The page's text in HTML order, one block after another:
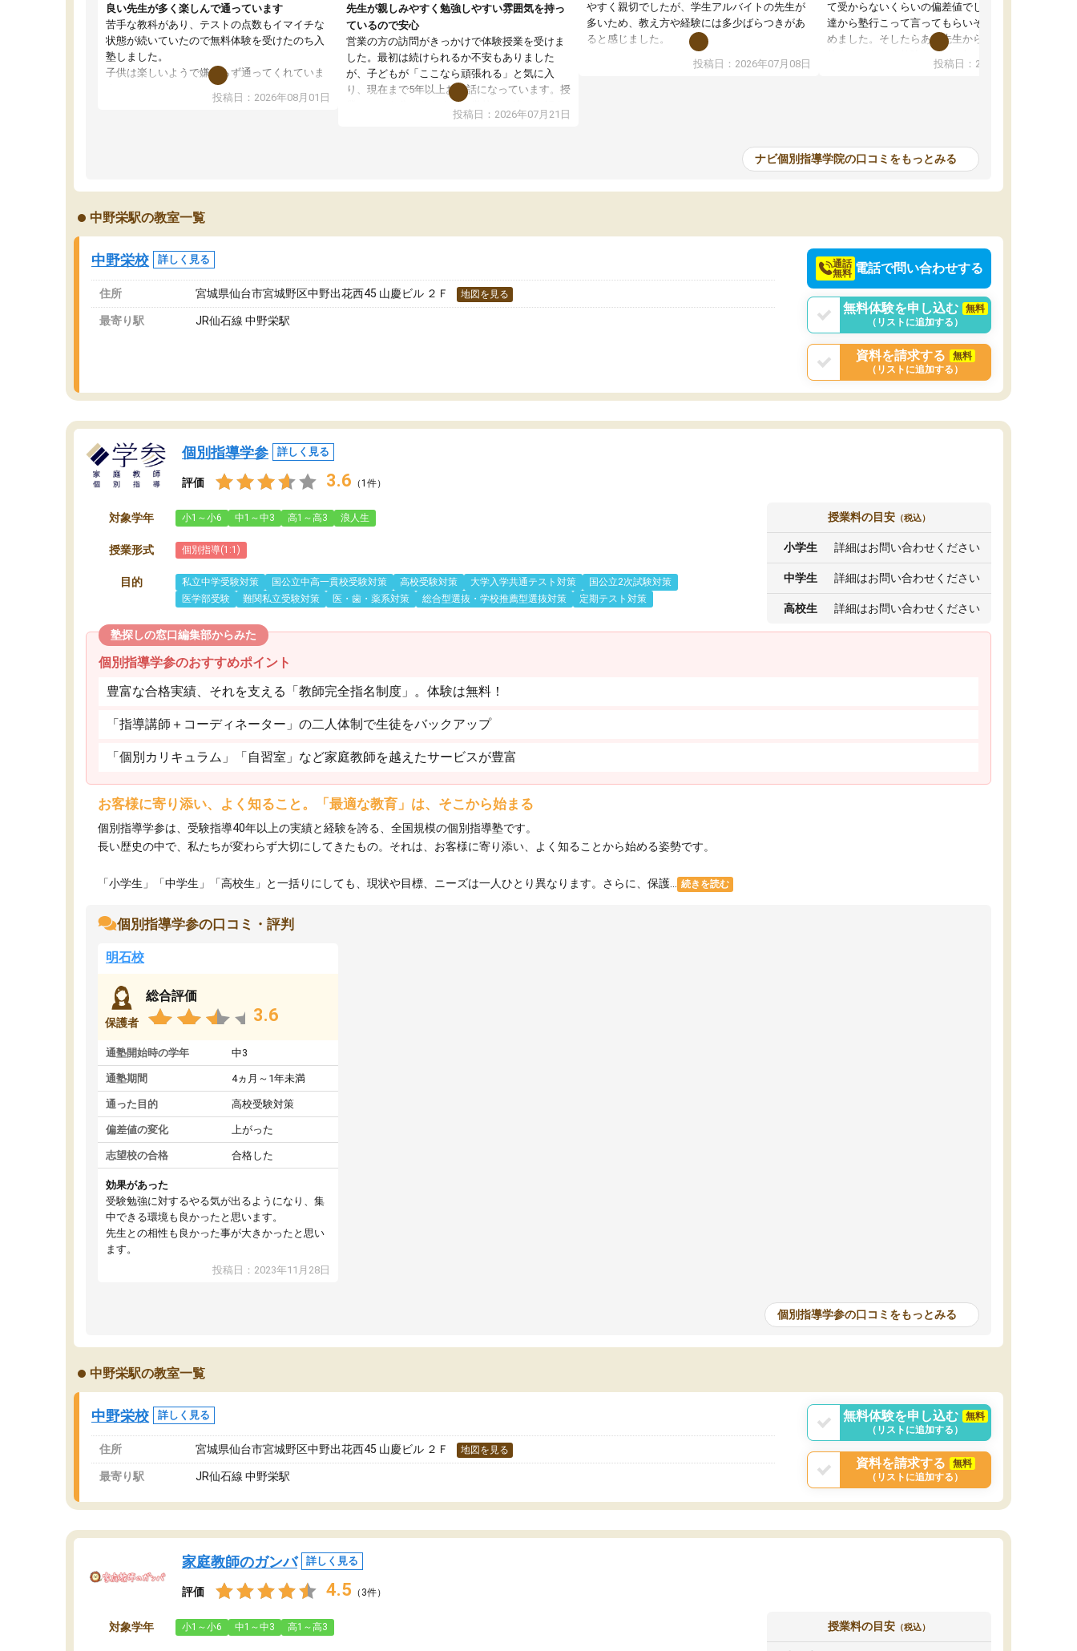
良い先生が多く楽しんで通っています
苦手な教科があり、テストの点数もイマイチな
状態が続いていたので無料体験を受けたのち入
塾しました。
子供は楽しいようで嫌がらず通ってくれていま
先生は良い方が多く、いつも笑顔で対応して頂
ングを利用または路上駐車をするしかない点が
投稿日：2026年08月01日
先生が親しみやすく勉強しやすい雰囲気を持っ
ているので安心
営業の方の訪問がきっかけで体験授業を受けま
した。最初は続けられるか不安もありました
が、子どもが「ここなら頑張れる」と気に入
り、現在まで5年以上お世話になっています。授
業はとても分かりやすく、学校とは違った解き
方や、子どもに合った覚え方・考え方を丁寧に
お世話になりたいと思える塾です。
投稿日：2026年07月21日
やすく親切でしたが、学生アルバイトの先生が
多いため、教え方や経験には多少ばらつきがあ
ると感じました。
授業はホワイトボードを使って説明してくれる
教室全体としては小学生や中学生の利用者が多
投稿日：2026年07月08日
て受からないくらいの偏差値でした。ある日友
達から塾行こって言ってもらいそこから通い始
めました。そしたらある先生から学ぶ楽しさを
教えていただき勉強などして無かったのに自主
室で勉強するくらいハマりました。私の担当の
投稿日：2026年07月01日
ナビ個別指導学院の口コミをもっとみる
中野栄駅の教室一覧
中野栄校 詳しく見る
住所 宮城県仙台市宮城野区中野出花西45 山慶ビル ２Ｆ 地図を見る
最寄り駅 JR仙石線 中野栄駅
通話
無料 電話で問い合わせする
無料体験を申し込む
無料
（リストに追加する）
資料を請求する
無料
（リストに追加する）
個別指導学参 詳しく見る
評価 3.6 （1件）
対象学年 小1～小6 中1～中3 高1～高3 浪人生
授業形式 個別指導(1:1)
目的 私立中学受験対策 国公立中高一貫校受験対策 高校受験対策 大学入学共通テスト対策
国公立2次試験対策
医学部受験
難関私立受験対策 医・歯・薬系対策 総合型選抜・学校推薦型選抜対策 定期テスト対策
授業料の目安 （税込）
小学生 詳細はお問い合わせください
中学生 詳細はお問い合わせください
高校生 詳細はお問い合わせください
塾探しの窓口編集部からみた
個別指導学参のおすすめポイント
豊富な合格実績、それを支える「教師完全指名制度」。体験は無料！
「指導講師＋コーディネーター」の二人体制で生徒をバックアップ
「個別カリキュラム」「自習室」など家庭教師を越えたサービスが豊富
お客様に寄り添い、よく知ること。「最適な教育」は、そこから始まる
個別指導学参は、受験指導40年以上の実績と経験を誇る、全国規模の個別指導塾です。
長い歴史の中で、私たちが変わらず大切にしてきたもの。それは、お客様に寄り添い、よく知ることから始める姿勢です。
「小学生」「中学生」「高校生」と一括りにしても、現状や目標、ニーズは一人ひとり異なります。さらに、保護... 続きを読む
個別指導学参の口コミ・評判
明石校
保護者
総合評価
3.6
通塾開始時の学年 中3
通塾期間 4ヵ月～1年未満
通った目的 高校受験対策
偏差値の変化 上がった
志望校の合格 合格した
効果があった
受験勉強に対するやる気が出るようになり、集
中できる環境も良かったと思います。
先生との相性も良かった事が大きかったと思い
ます。
投稿日：2023年11月28日
個別指導学参の口コミをもっとみる
中野栄駅の教室一覧
中野栄校 詳しく見る
住所 宮城県仙台市宮城野区中野出花西45 山慶ビル ２Ｆ 地図を見る
最寄り駅 JR仙石線 中野栄駅
無料体験を申し込む
無料
（リストに追加する）
資料を請求する
無料
（リストに追加する）
家庭教師のガンバ 詳しく見る
評価 4.5 （3件）
対象学年 小1～小6 中1～中3 高1～高3 授業料の目安 （税込）